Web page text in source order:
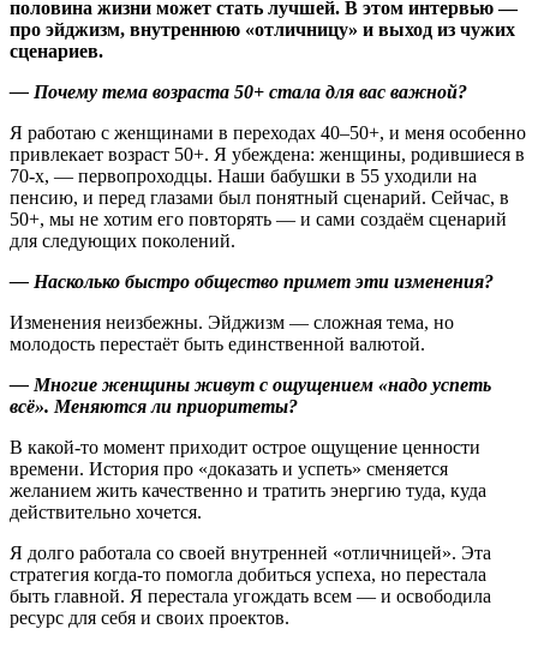
половина жизни может стать лучшей. В этом интервью —
про эйджизм, внутреннюю «отличницу» и выход из чужих
сценариев.
— Почему тема возраста 50+ стала для вас важной?
Я работаю с женщинами в переходах 40–50+, и меня особенно
привлекает возраст 50+. Я убеждена: женщины, родившиеся в
70-х, — первопроходцы. Наши бабушки в 55 уходили на
пенсию, и перед глазами был понятный сценарий. Сейчас, в
50+, мы не хотим его повторять — и сами создаём сценарий
для следующих поколений.
— Насколько быстро общество примет эти изменения?
Изменения неизбежны. Эйджизм — сложная тема, но
молодость перестаёт быть единственной валютой.
— Многие женщины живут с ощущением «надо успеть
всё». Меняются ли приоритеты?
В какой-то момент приходит острое ощущение ценности
времени. История про «доказать и успеть» сменяется
желанием жить качественно и тратить энергию туда, куда
действительно хочется.
Я долго работала со своей внутренней «отличницей». Эта
стратегия когда-то помогла добиться успеха, но перестала
быть главной. Я перестала угождать всем — и освободила
ресурс для себя и своих проектов.